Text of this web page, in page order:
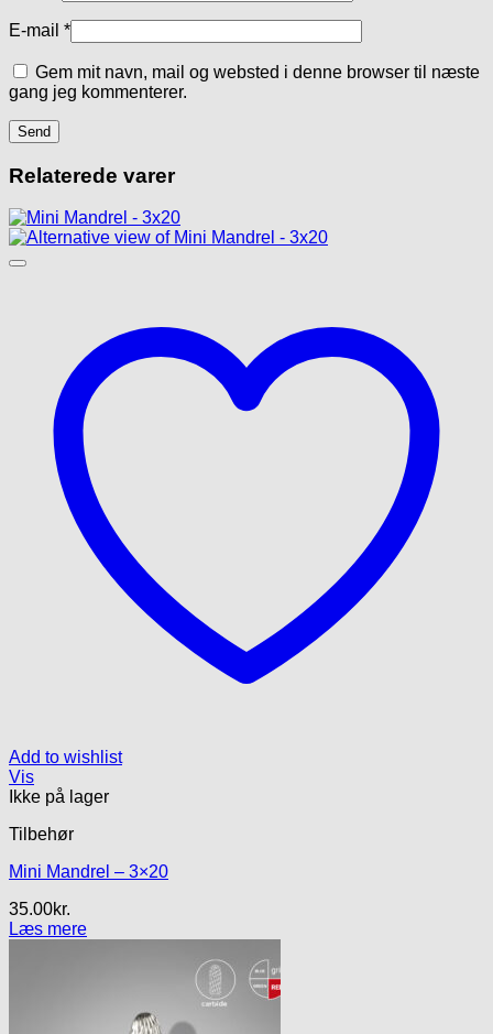
E-mail *
Gem mit navn, mail og websted i denne browser til næste
gang jeg kommenterer.
Relaterede varer
Add to wishlist
Vis
Ikke på lager
Tilbehør
Mini Mandrel – 3×20
35.00kr.
Læs mere